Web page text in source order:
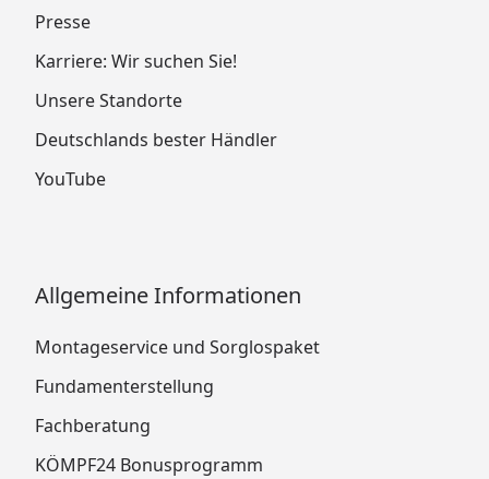
Presse
Karriere: Wir suchen Sie!
Unsere Standorte
Deutschlands bester Händler
YouTube
Allgemeine Informationen
Montageservice und Sorglospaket
Fundamenterstellung
Fachberatung
KÖMPF24 Bonusprogramm